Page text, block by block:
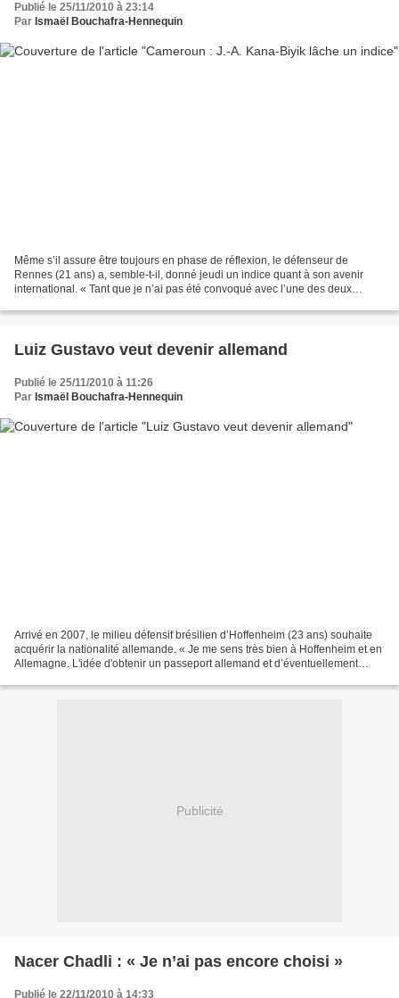
Publié le 25/11/2010 à 23:14
Par Ismaël Bouchafra-Hennequin
Même s’il assure être toujours en phase de réflexion, le défenseur de
Rennes (21 ans) a, semble-t-il, donné jeudi un indice quant à son avenir
international. « Tant que je n’ai pas été convoqué avec l’une des deux
Luiz Gustavo veut devenir allemand
Publié le 25/11/2010 à 11:26
Par Ismaël Bouchafra-Hennequin
Arrivé en 2007, le milieu défensif brésilien d’Hoffenheim (23 ans) souhaite
acquérir la nationalité allemande. « Je me sens très bien à Hoffenheim et en
Allemagne. L'idée d'obtenir un passeport allemand et d’éventuellement
Publicité
Nacer Chadli : « Je n’ai pas encore choisi »
Publié le 22/11/2010 à 14:33